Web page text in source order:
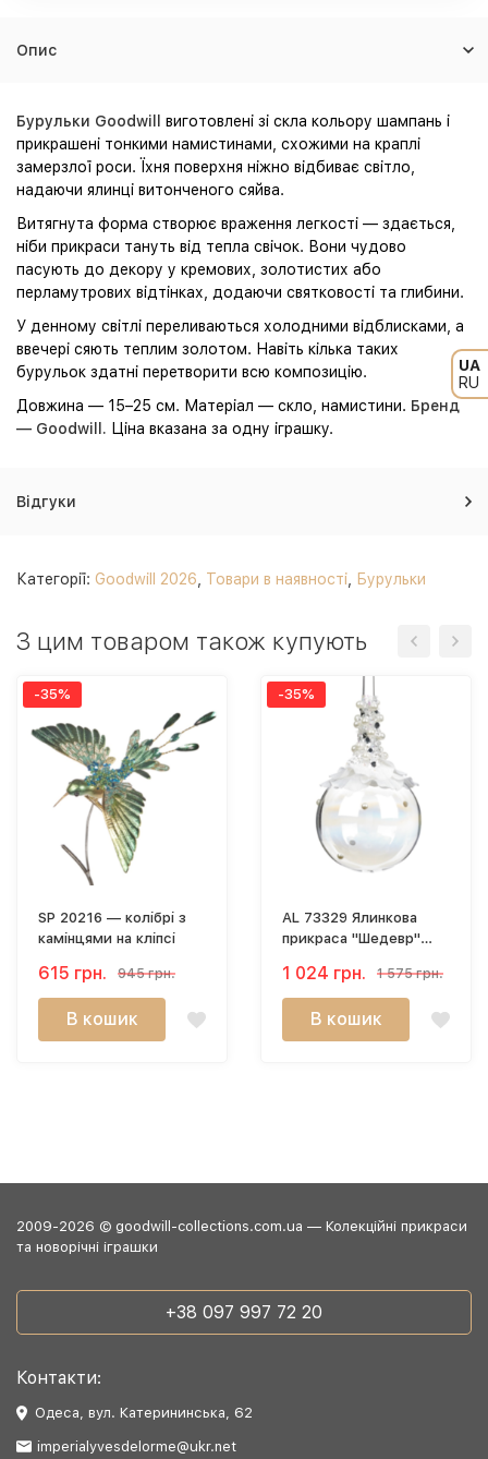
UA
RU
Опис
Бурульки Goodwill
виготовлені зі скла кольору шампань і
прикрашені тонкими намистинами, схожими на краплі
замерзлої роси. Їхня поверхня ніжно відбиває світло,
надаючи ялинці витонченого сяйва.
Витягнута форма створює враження легкості — здається,
ніби прикраси тануть від тепла свічок. Вони чудово
пасують до декору у кремових, золотистих або
перламутрових відтінках, додаючи святковості та глибини.
У денному світлі переливаються холодними відблисками, а
ввечері сяють теплим золотом. Навіть кілька таких
бурульок здатні перетворити всю композицію.
Довжина — 15–25 см. Матеріал — скло, намистини. Бренд
— Goodwill. Ціна вказана за одну іграшку.
Відгуки
Категорії: Goodwill 2026 Товари в наявності Бурульки
З цим товаром також купують
-35%
SP 20216 — колібрі з
камінцями на кліпсі
615 грн. 945 грн.
В кошик
-35%
AL 73329 Ялинкова
прикраса "Шедевр"
1 024 грн. 1 575 грн.
В кошик
2009-2026 © goodwill-collections.com.ua — Колекційні прикраси
та новорічні іграшки
+38 097 997 72 20
Контакти:
Одеса, вул. Катерининська, 62
imperialyvesdelorme@ukr.net